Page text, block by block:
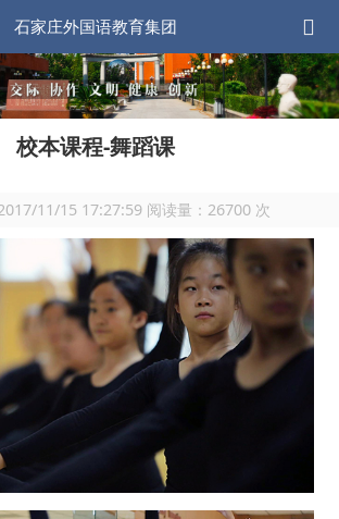
石家庄外国语教育集团
校本课程-舞蹈课
11/15 17:27:59 阅读量： 26700 次